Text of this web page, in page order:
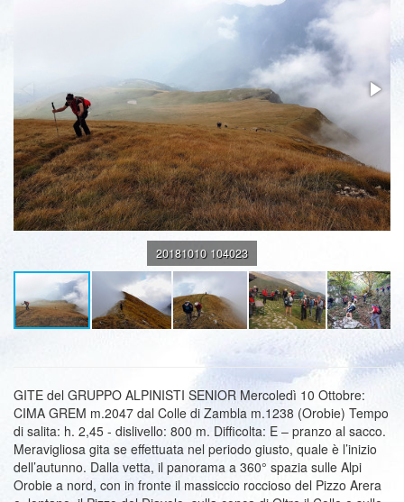
20181010 104023
GITE del GRUPPO ALPINISTI SENIOR Mercoledì 10 Ottobre:
CIMA GREM m.2047 dal Colle di Zambla m.1238 (Orobie) Tempo
di salita: h. 2,45 - dislivello: 800 m. Difficolta: E – pranzo al sacco.
Meravigliosa gita se effettuata nel periodo giusto, quale è l’inizio
dell’autunno. Dalla vetta, il panorama a 360° spazia sulle Alpi
Orobie a nord, con in fronte il massiccio roccioso del Pizzo Arera